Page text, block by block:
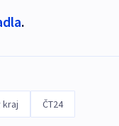
.
kraj ČT24